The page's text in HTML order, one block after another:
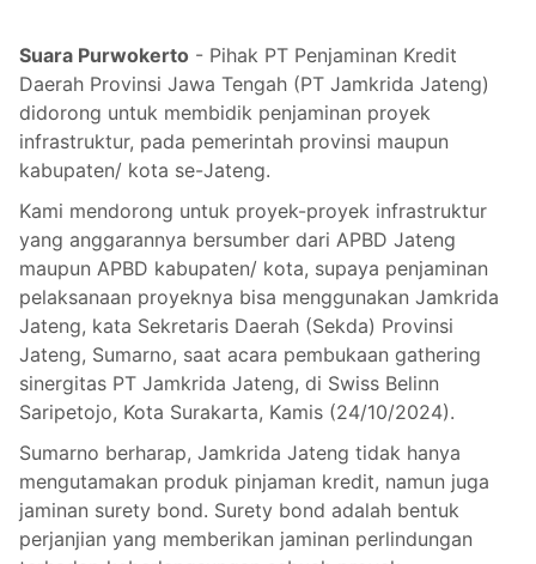
Suara Purwokerto - Pihak PT Penjaminan Kredit
Daerah Provinsi Jawa Tengah (PT Jamkrida Jateng)
didorong untuk membidik penjaminan proyek
infrastruktur, pada pemerintah provinsi maupun
kabupaten/ kota se-Jateng.
Kami mendorong untuk proyek-proyek infrastruktur
yang anggarannya bersumber dari APBD Jateng
maupun APBD kabupaten/ kota, supaya penjaminan
pelaksanaan proyeknya bisa menggunakan Jamkrida
Jateng, kata Sekretaris Daerah (Sekda) Provinsi
Jateng, Sumarno, saat acara pembukaan gathering
sinergitas PT Jamkrida Jateng, di Swiss Belinn
Saripetojo, Kota Surakarta, Kamis (24/10/2024).
Sumarno berharap, Jamkrida Jateng tidak hanya
mengutamakan produk pinjaman kredit, namun juga
jaminan surety bond. Surety bond adalah bentuk
perjanjian yang memberikan jaminan perlindungan